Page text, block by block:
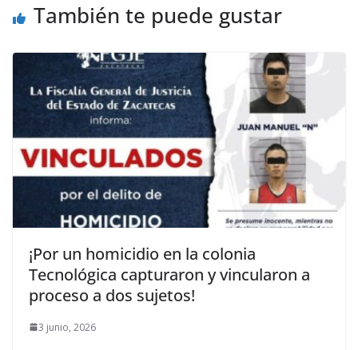
También te puede gustar
¡Por un homicidio en la colonia
Tecnológica capturaron y vincularon a
proceso a dos sujetos!
3 junio, 2026